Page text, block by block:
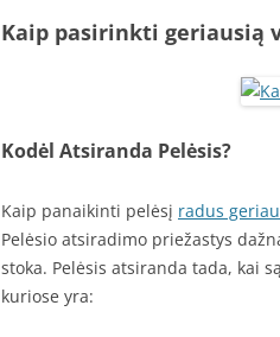
Kaip pasirinkti geriausią
Kodėl Atsiranda Pelėsis?
Kaip panaikinti pelėsį radus
Pelėsio atsiradimo priežastys
stoka. Pelėsis atsiranda tada, kai
kuriose yra: